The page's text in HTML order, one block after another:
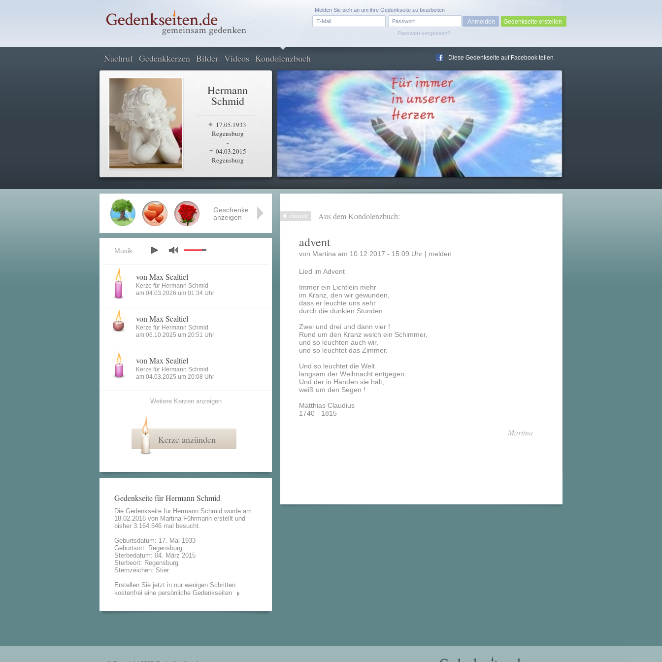
Passwort vergessen?
Melden Sie sich an um ihre Gedenkseite zu bearbeiten
Gedenkseite erstellen
Nachruf Gedenkkerzen Bilder Videos Kondolenzbuch Diese Gedenkseite auf Facebook teilen
Hermann
Schmid
17.05.1933
Regensburg
-
04.03.2015
Regensburg
Zurück Aus dem Kondolenzbuch:
advent
von Martina am 10.12.2017 - 15:09 Uhr | melden
Lied im Advent
Immer ein Lichtlein mehr
im Kranz, den wir gewunden,
dass er leuchte uns sehr
durch die dunklen Stunden.
Zwei und drei und dann vier !
Rund um den Kranz welch ein Schimmer,
und so leuchten auch wir,
und so leuchtet das Zimmer.
Und so leuchtet die Welt
langsam der Weihnacht entgegen.
Und der in Händen sie hält,
weiß um den Segen !
Matthias Claudius
1740 - 1815
Martina
Geschenke
anzeigen
Musik:
von Max Sealtiel
Kerze für Hermann Schmid
am 04.03.2026 um 01:34 Uhr
von Max Sealtiel
Kerze für Hermann Schmid
am 06.10.2025 um 20:51 Uhr
von Max Sealtiel
Kerze für Hermann Schmid
am 04.03.2025 um 20:08 Uhr
Weitere Kerzen anzeigen
Kerze anzünden
Gedenkseite für Hermann Schmid
Die Gedenkseite für Hermann Schmid wurde am
18.02.2016 von Martina Führmann erstellt und
bisher 3.164.546 mal besucht.
Geburtsdatum: 17. Mai 1933
Geburtsort: Regensburg
Sterbedatum: 04. März 2015
Sterbeort: Regensburg
Sternzeichen: Stier
Erstellen Sie jetzt in nur wenigen Schritten
kostenfrei eine persönliche Gedenkseiten